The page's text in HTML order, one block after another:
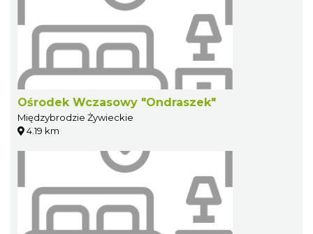
Ośrodek Wczasowy "Ondraszek"
Międzybrodzie Żywieckie
4.19 km